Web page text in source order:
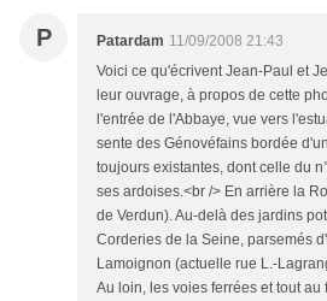
P Patardam 11/09/2008 21:43
Voici ce qu'écrivent Jean-Paul et
leur ouvrage, à propos de cette
l'entrée de l'Abbaye, vue vers
sente des Génovéfains bordée
toujours existantes, dont celle du
ses ardoises.<br /> En arrière la
de Verdun). Au-delà des jardins
Corderies de la Seine, parsemés
Lamoignon (actuelle rue L.-
Au loin, les voies ferrées et tout